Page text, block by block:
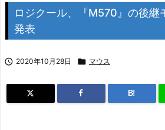
ロジクール、『M570』の後継
発表
 2020年10月28日  マウス
B!